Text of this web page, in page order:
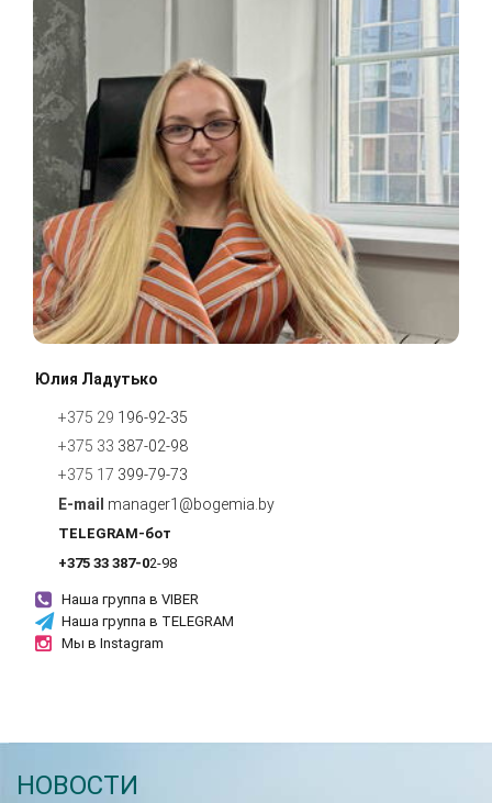
Юлия Ладутько
+375 29 196-92-35
+375 33 387-02-98
+375 17 399-79-73
manager1@bogemia.by
TELEGRAM-бот
+375 33 387-02-98
Наша группа в VIBER
Наша группа в TELEGRAM
Мы в Instagram
НОВОСТИ